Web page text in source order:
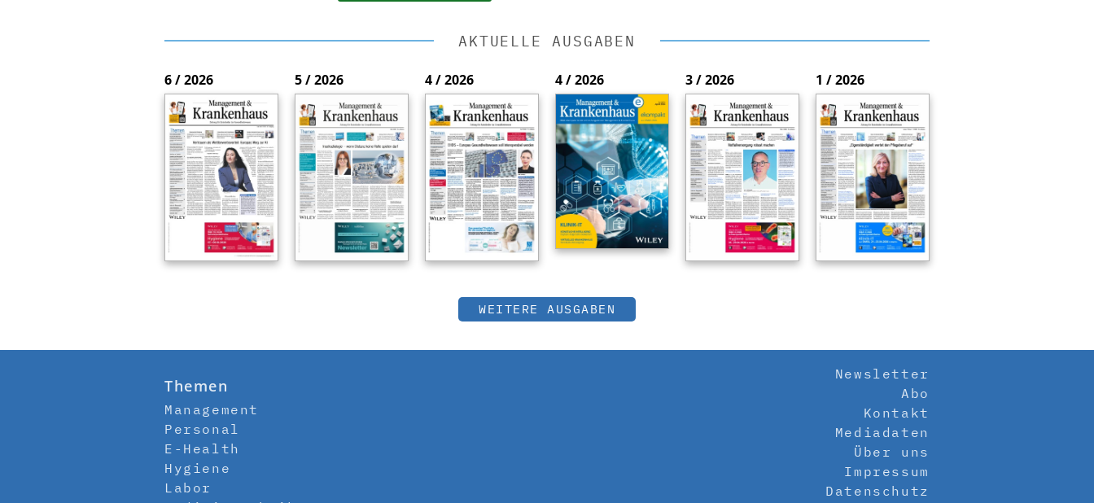
AKTUELLE AUSGABEN
6 / 2026 5 / 2026 4 / 2026 4 / 2026 3 / 2026 1 / 2026
WEITERE AUSGABEN
Themen
Management
Personal
E-Health
Hygiene
Labor
Newsletter
Abo
Kontakt
Mediadaten
Über uns
Impressum
Datenschutz